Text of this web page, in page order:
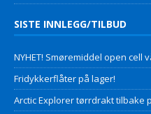
SISTE INNLEGG/TILBUD
NYHET! Smøremiddel open cell
Fridykkerflåter på lager!
Arctic Explorer tørrdrakt tilbake